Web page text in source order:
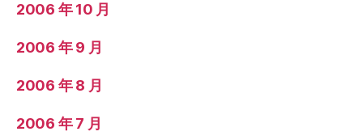
2006 年 10 月
2006 年 9 月
2006 年 8 月
2006 年 7 月